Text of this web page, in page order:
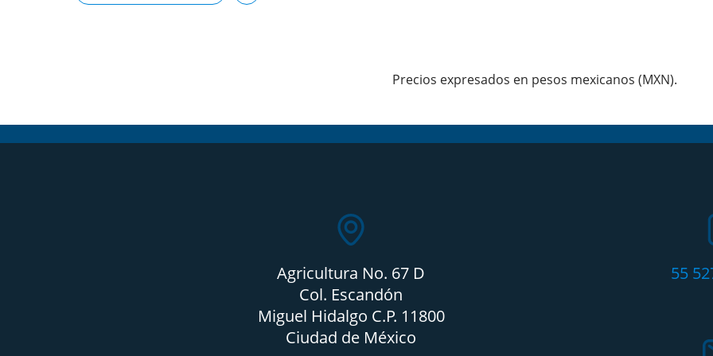
Precios expresados en pesos mexicanos (MXN).
Agricultura No. 67 D
Col. Escandón
Miguel Hidalgo C.P. 11800
Ciudad de México
55